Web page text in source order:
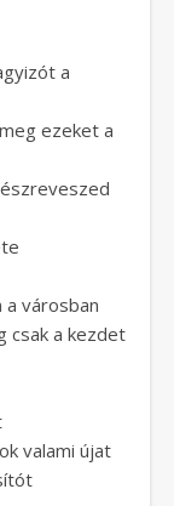
a
ezeket a
városban
csak a kezdet
valami újat